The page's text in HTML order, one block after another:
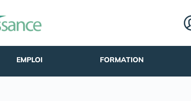
EMPLOI FORMATION